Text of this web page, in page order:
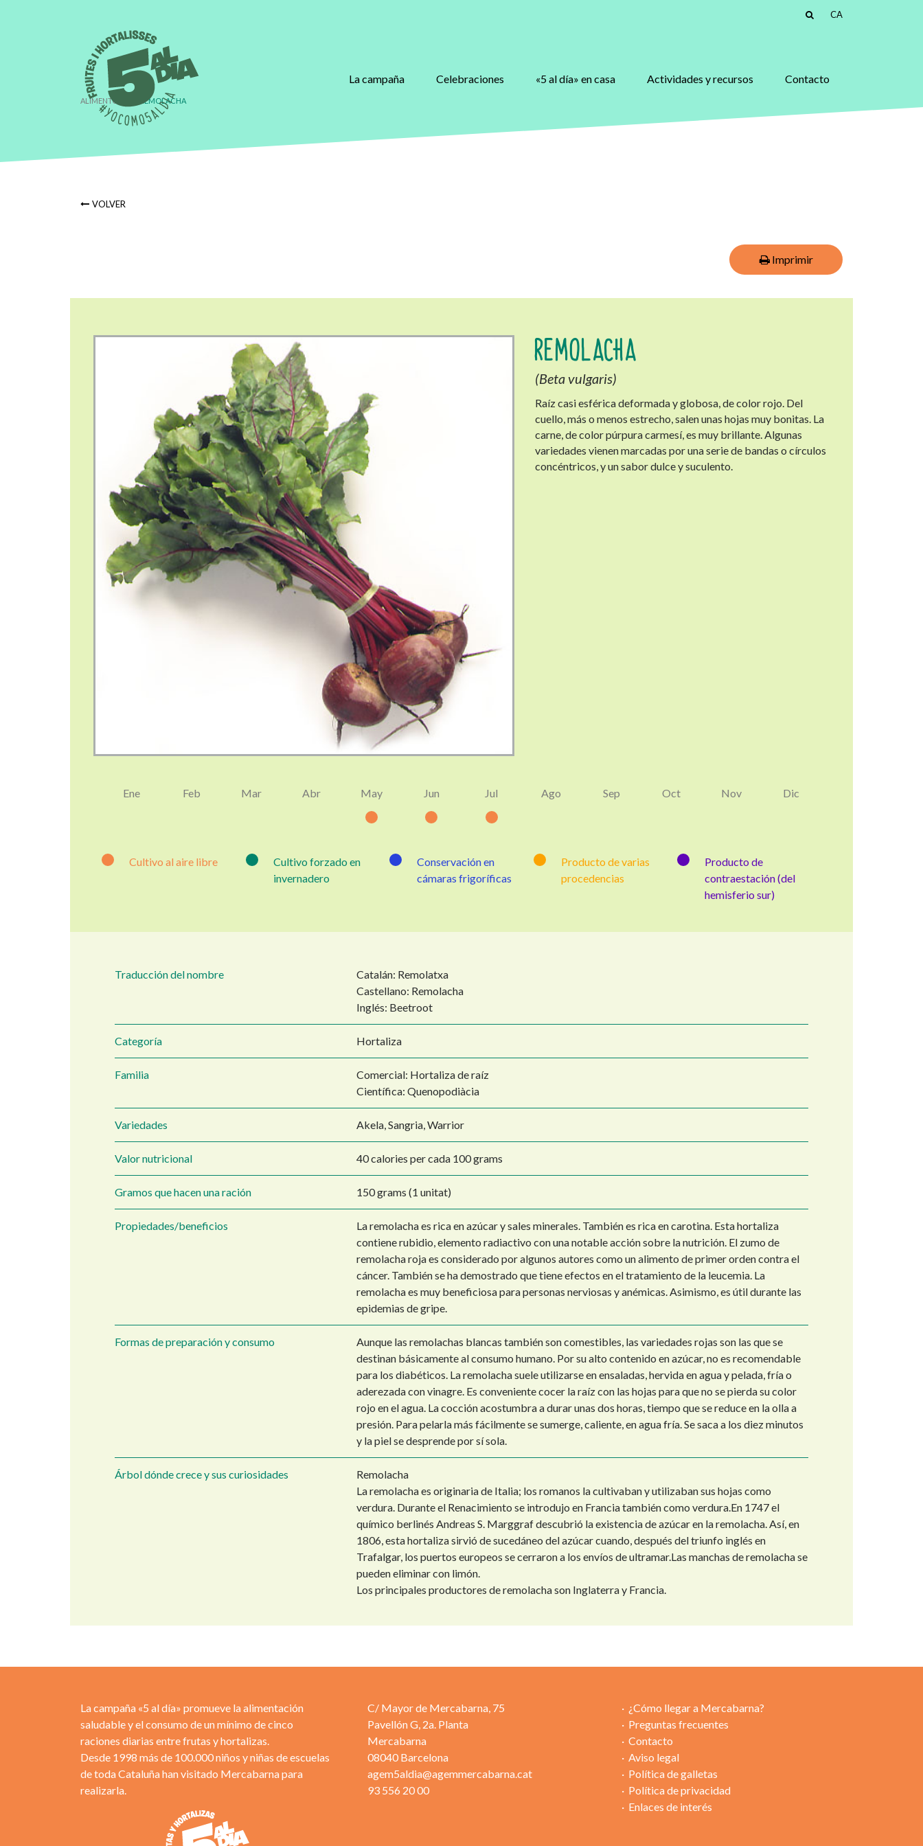
CA
La campaña Celebraciones «5 al día» en casa Actividades y recursos Contacto
ALIMENTO REMOLACHA
VOLVER
Imprimir
REMOLACHA
(Beta vulgaris)
Raíz casi esférica deformada y globosa, de color rojo. Del
cuello, más o menos estrecho, salen unas hojas muy bonitas. La
carne, de color púrpura carmesí, es muy brillante. Algunas
variedades vienen marcadas por una serie de bandas o círculos
concéntricos, y un sabor dulce y suculento.
Ene Feb Mar Abr May Jun Jul Ago Sep Oct Nov Dic
Cultivo al aire libre
Cultivo forzado en
invernadero
Conservación en
cámaras frigoríficas
Producto de varias
procedencias
Producto de
contraestación (del
hemisferio sur)
Traducción del nombre
Catalán: Remolatxa
Castellano: Remolacha
Inglés: Beetroot
Categoría Hortaliza
Familia
Comercial: Hortaliza de raíz
Científica: Quenopodiàcia
Variedades Akela, Sangria, Warrior
Valor nutricional 40 calories per cada 100 grams
Gramos que hacen una ración 150 grams (1 unitat)
Propiedades/beneficios
La remolacha es rica en azúcar y sales minerales. También es rica en carotina. Esta hortaliza
contiene rubidio, elemento radiactivo con una notable acción sobre la nutrición. El zumo de
remolacha roja es considerado por algunos autores como un alimento de primer orden contra el
cáncer. También se ha demostrado que tiene efectos en el tratamiento de la leucemia. La
remolacha es muy beneficiosa para personas nerviosas y anémicas. Asimismo, es útil durante las
epidemias de gripe.
Formas de preparación y consumo
Aunque las remolachas blancas también son comestibles, las variedades rojas son las que se
destinan básicamente al consumo humano. Por su alto contenido en azúcar, no es recomendable
para los diabéticos. La remolacha suele utilizarse en ensaladas, hervida en agua y pelada, fría o
aderezada con vinagre. Es conveniente cocer la raíz con las hojas para que no se pierda su color
rojo en el agua. La cocción acostumbra a durar unas dos horas, tiempo que se reduce en la olla a
presión. Para pelarla más fácilmente se sumerge, caliente, en agua fría. Se saca a los diez minutos
y la piel se desprende por sí sola.
Árbol dónde crece y sus curiosidades
Remolacha
La remolacha es originaria de Italia; los romanos la cultivaban y utilizaban sus hojas como
verdura. Durante el Renacimiento se introdujo en Francia también como verdura.En 1747 el
químico berlinés Andreas S. Marggraf descubrió la existencia de azúcar en la remolacha. Así, en
1806, esta hortaliza sirvió de sucedáneo del azúcar cuando, después del triunfo inglés en
Trafalgar, los puertos europeos se cerraron a los envíos de ultramar.Las manchas de remolacha se
pueden eliminar con limón.
Los principales productores de remolacha son Inglaterra y Francia.
La campaña «5 al día» promueve la alimentación
saludable y el consumo de un mínimo de cinco
raciones diarias entre frutas y hortalizas.
Desde 1998 más de 100.000 niños y niñas de escuelas
de toda Cataluña han visitado Mercabarna para
realizarla.
C/ Mayor de Mercabarna, 75
Pavellón G, 2a. Planta
Mercabarna
08040 Barcelona
agem5aldia@agemmercabarna.cat
93 556 20 00
¿Cómo llegar a Mercabarna?
Preguntas frecuentes
Contacto
Aviso legal
Política de galletas
Política de privacidad
Enlaces de interés